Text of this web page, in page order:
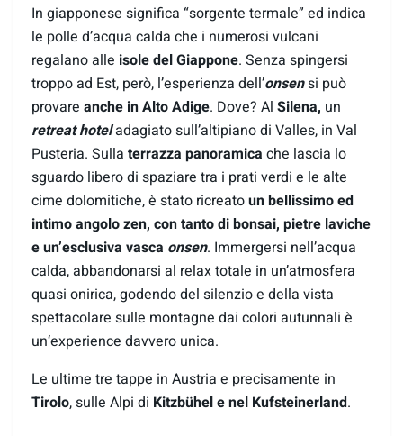
In giapponese significa “sorgente termale” ed indica
le polle d’acqua calda che i numerosi vulcani
regalano alle isole del Giappone. Senza spingersi
troppo ad Est, però, l’esperienza dell’onsensi può
provare anche in Alto Adige. Dove? Al Silena, un
retreat hoteladagiato sull’altipiano di Valles, in Val
Pusteria. Sulla terrazza panoramica che lascia lo
sguardo libero di spaziare tra i prati verdi e le alte
cime dolomitiche, è stato ricreatoun bellissimo ed
intimo angolo zen, con tanto di bonsai, pietre laviche
e un’esclusiva vasca onsen. Immergersi nell’acqua
calda, abbandonarsi al relax totale in un’atmosfera
quasi onirica, godendo del silenzio e della vista
spettacolare sulle montagne dai colori autunnali è
un‘experience davvero unica.
Le ultime tre tappe in Austria e precisamente in
Tirolo, sulle Alpi di Kitzbühel e nel Kufsteinerland.